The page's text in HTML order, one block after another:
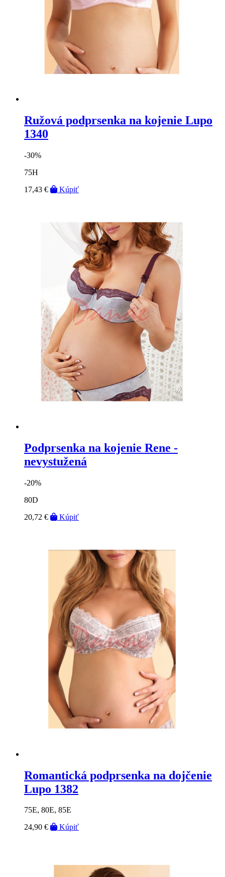
Ružová podprsenka na kojenie Lupo
1340
-30%
75H
17,43 €
Kúpiť
Podprsenka na kojenie Rene -
nevystužená
-20%
80D
20,72 €
Kúpiť
Romantická podprsenka na dojčenie
Lupo 1382
75E, 80E, 85E
24,90 €
Kúpiť